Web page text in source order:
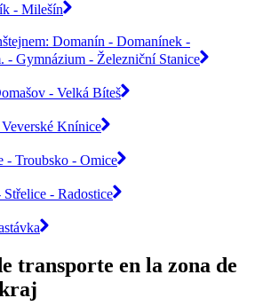
- Milešín
Domanín - Domanínek -
- Gymnázium - Železniční Stanice
- Velká Bíteš
Knínice
- Troubsko - Omice
- Radostice
transporte en la zona de